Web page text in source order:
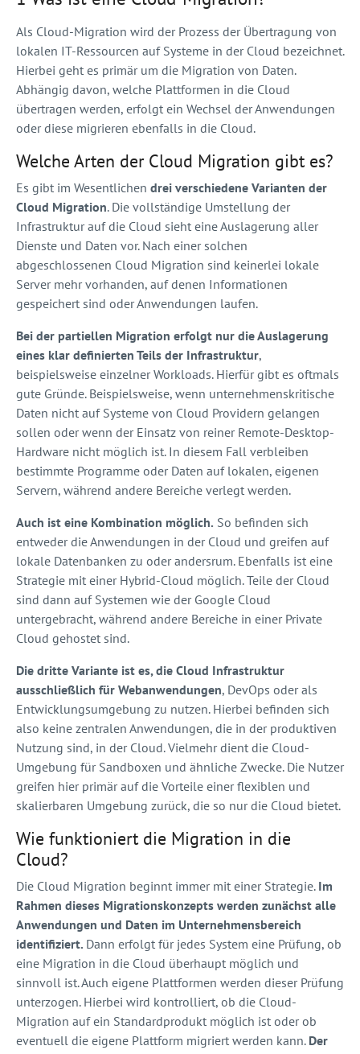
Als Cloud-Migration wird der Prozess der Übertragung von
lokalen IT-Ressourcen auf Systeme in der Cloud bezeichnet.
Hierbei geht es primär um die Migration von Daten.
Abhängig davon, welche Plattformen in die Cloud
übertragen werden, erfolgt ein Wechsel der Anwendungen
oder diese migrieren ebenfalls in die Cloud.
Welche Arten der Cloud Migration gibt es?
Es gibt im Wesentlichen drei verschiedene Varianten der
Cloud Migration. Die vollständige Umstellung der
Infrastruktur auf die Cloud sieht eine Auslagerung aller
Dienste und Daten vor. Nach einer solchen
abgeschlossenen Cloud Migration sind keinerlei lokale
Server mehr vorhanden, auf denen Informationen
gespeichert sind oder Anwendungen laufen.
Bei der partiellen Migration erfolgt nur die Auslagerung
eines klar definierten Teils der Infrastruktur,
beispielsweise einzelner Workloads. Hierfür gibt es oftmals
gute Gründe. Beispielsweise, wenn unternehmenskritische
Daten nicht auf Systeme von Cloud Providern gelangen
sollen oder wenn der Einsatz von reiner Remote-Desktop-
Hardware nicht möglich ist. In diesem Fall verbleiben
bestimmte Programme oder Daten auf lokalen, eigenen
Servern, während andere Bereiche verlegt werden.
Auch ist eine Kombination möglich. So befinden sich
entweder die Anwendungen in der Cloud und greifen auf
lokale Datenbanken zu oder andersrum. Ebenfalls ist eine
Strategie mit einer Hybrid-Cloud möglich. Teile der Cloud
sind dann auf Systemen wie der Google Cloud
untergebracht, während andere Bereiche in einer Private
Cloud gehostet sind.
Die dritte Variante ist es, die Cloud Infrastruktur
ausschließlich für Webanwendungen, DevOps oder als
Entwicklungsumgebung zu nutzen. Hierbei befinden sich
also keine zentralen Anwendungen, die in der produktiven
Nutzung sind, in der Cloud. Vielmehr dient die Cloud-
Umgebung für Sandboxen und ähnliche Zwecke. Die Nutzer
greifen hier primär auf die Vorteile einer flexiblen und
skalierbaren Umgebung zurück, die so nur die Cloud bietet.
Wie funktioniert die Migration in die
Cloud?
Die Cloud Migration beginnt immer mit einer Strategie. Im
Rahmen dieses Migrationskonzepts werden zunächst alle
Anwendungen und Daten im Unternehmensbereich
identifiziert. Dann erfolgt für jedes System eine Prüfung, ob
eine Migration in die Cloud überhaupt möglich und
sinnvoll ist. Auch eigene Plattformen werden dieser Prüfung
unterzogen. Hierbei wird kontrolliert, ob die Cloud-
Migration auf ein Standardprodukt möglich ist oder ob
eventuell die eigene Plattform migriert werden kann. Der